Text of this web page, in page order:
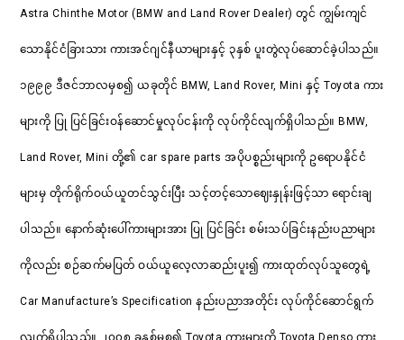
Astra Chinthe Motor (BMW and Land Rover Dealer) တွင် ကျွမ်းကျင်
သောနိုင်ငံခြားသား ကားအင်ဂျင်နီယာများနှင့် ၃နှစ် ပူးတွဲလုပ်ဆောင်ခဲ့ပါသည်။
၁၉၉၉ ဒီဇင်ဘာလမှစ၍ ယခုတိုင် BMW, Land Rover, Mini နှင့် Toyota ကား
များကို ပြု ပြင်ခြင်းဝန်ဆောင်မှုလုပ်ငန်းကို လုပ်ကိုင်လျက်ရှိပါသည်။ BMW,
Land Rover, Mini တို့၏ car spare parts အပိုပစ္စည်းများကို ဥရောပနိုင်ငံ
များမှ တိုက်ရိုက်ဝယ်ယူတင်သွင်းပြီး သင့်တင့်သောဈေးနှုန်းဖြင့်သာ ရောင်းချ
ပါသည်။ နောက်ဆုံးပေါ်ကားများအား ပြု ပြင်ခြင်း စမ်းသပ်ခြင်းနည်းပညာများ
ကိုလည်း စဉ်ဆက်မပြတ် ဝယ်ယူလေ့လာဆည်းပူး၍ ကားထုတ်လုပ်သူတွေရဲ့
Car Manufacture’s Specification နည်းပညာအတိုင်း လုပ်ကိုင်ဆောင်ရွက်
လျက်ရှိပါသည်။ ၂၀၀၈ ခုနှစ်မှစ၍ Toyota ကားများကို Toyota Denso ကား